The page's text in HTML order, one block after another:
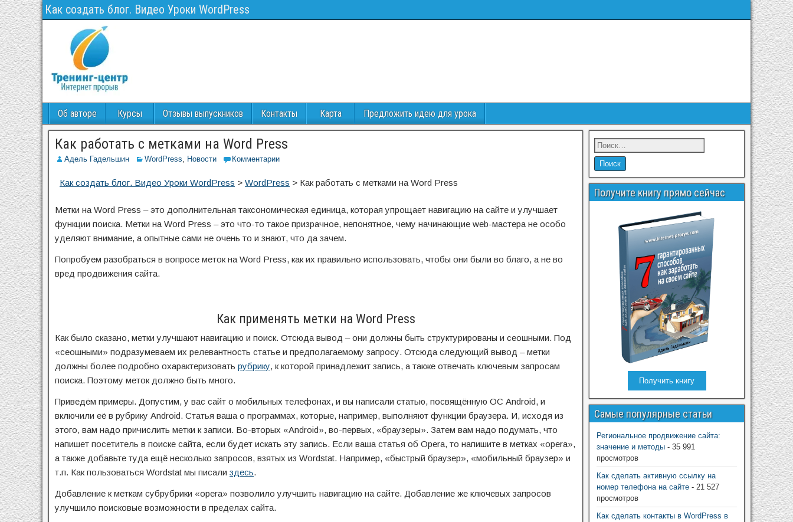
Как создать блог. Видео Уроки WordPress
Об авторе Курсы Отзывы выпускников Контакты Карта Предложить идею для урока
Как работать с метками на Word Press
Адель Гадельшин WordPress, Новости Комментарии
Как создать блог. Видео Уроки WordPress > WordPress > Как работать с метками на Word Press
Метки на Word Press – это дополнительная таксономическая единица, которая упрощает навигацию на сайте и улучшает
функции поиска. Метки на Word Press – это что-то такое призрачное, непонятное, чему начинающие web-мастера не особо
уделяют внимание, а опытные сами не очень то и знают, что да зачем.
Попробуем разобраться в вопросе меток на Word Press, как их правильно использовать, чтобы они были во благо, а не во
вред продвижения сайта.
Как применять метки на Word Press
Как было сказано, метки улучшают навигацию и поиск. Отсюда вывод – они должны быть структурированы и сеошными. Под
«сеошными» подразумеваем их релевантность статье и предполагаемому запросу. Отсюда следующий вывод – метки
должны более подробно охарактеризовать рубрику, к которой принадлежит запись, а также отвечать ключевым запросам
поиска. Поэтому меток должно быть много.
Приведём примеры. Допустим, у вас сайт о мобильных телефонах, и вы написали статью, посвящённую ОС Android, и
включили её в рубрику Android. Статья ваша о программах, которые, например, выполняют функции браузера. И, исходя из
этого, вам надо причислить метки к записи. Во-вторых «Android», во-первых, «браузеры». Затем вам надо подумать, что
напишет посетитель в поиске сайта, если будет искать эту запись. Если ваша статья об Opera, то напишите в метках «opera»,
а также добавьте туда ещё несколько запросов, взятых из Wordstat. Например, «быстрый браузер», «мобильный браузер» и
т.п. Как пользоваться Wordstat мы писали здесь.
Добавление к меткам субрубрики «opera» позволило улучшить навигацию на сайте. Добавление же ключевых запросов
улучшило поисковые возможности в пределах сайта.
Получите книгу прямо сейчас
Получить книгу
Самые популярные статьи
Региональное продвижение сайта:
значение и методы - 35 991
просмотров
Как сделать активную ссылку на
номер телефона на сайте - 21 527
просмотров
Как сделать контакты в WordPress в